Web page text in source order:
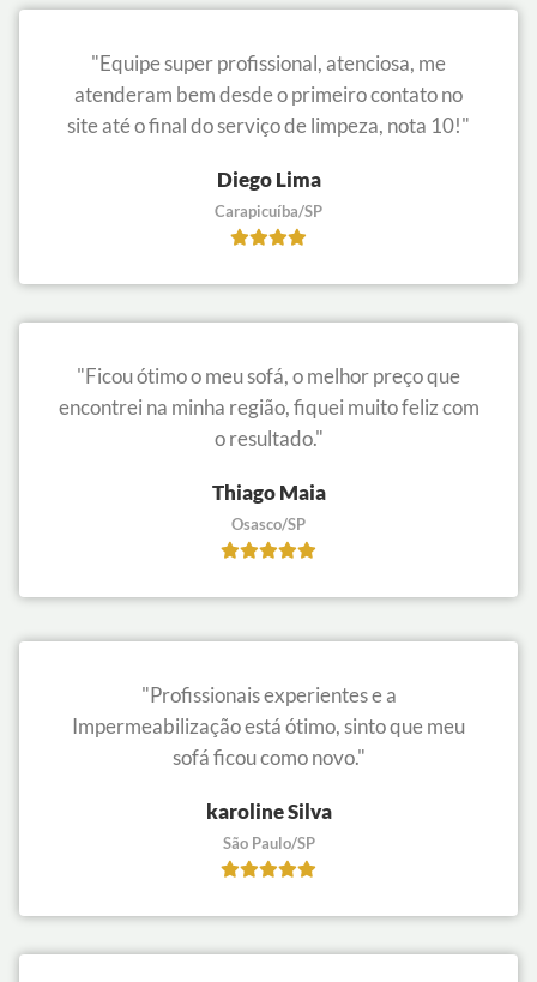
"Equipe super profissional, atenciosa, me
atenderam bem desde o primeiro contato no
site até o final do serviço de limpeza, nota 10!"
Diego Lima
Carapicuíba/SP
"Ficou ótimo o meu sofá, o melhor preço que
encontrei na minha região, fiquei muito feliz com
o resultado."
Thiago Maia
Osasco/SP
"Profissionais experientes e a
Impermeabilização está ótimo, sinto que meu
sofá ficou como novo."
karoline Silva
São Paulo/SP